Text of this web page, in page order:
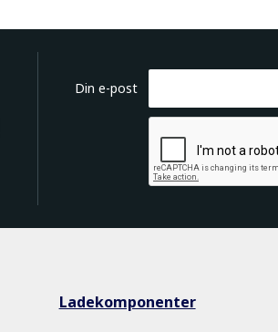
Din e-post
Ladekomponenter